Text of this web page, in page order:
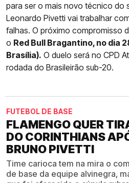
para ser o mais novo técnico do
Leonardo Pivetti vai trabalhar
falhas. O próximo compromisso
o Red Bull Bragantino, no dia
Brasília). O duelo será no CPD
rodada do Brasileirão sub-20.
FUTEBOL DE BASE
FLAMENGO QUER
DO CORINTHIANS
BRUNO PIVETTI
Time carioca tem na mira o
de base da equipe alvinegra,